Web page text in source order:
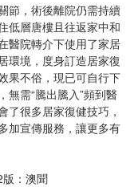
節，術後離院仍需持續
低層唐樓且往返家中和
醫院轉介下使用了家居
環境，度身訂造居家復
果不俗，現已可自行下
無需“騰出騰入”頻到醫
了很多居家復健技巧，
加宣傳服務，讓更多有
：澳聞